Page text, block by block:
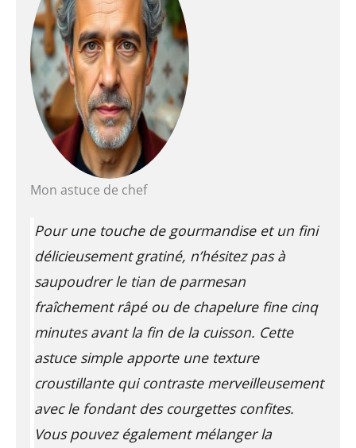
Mon astuce de chef
Pour une touche de gourmandise et un fini
délicieusement gratiné, n’hésitez pas à
saupoudrer le tian de parmesan
fraîchement râpé ou de chapelure fine cinq
minutes avant la fin de la cuisson. Cette
astuce simple apporte une texture
croustillante qui contraste merveilleusement
avec le fondant des courgettes confites.
Vous pouvez également mélanger la